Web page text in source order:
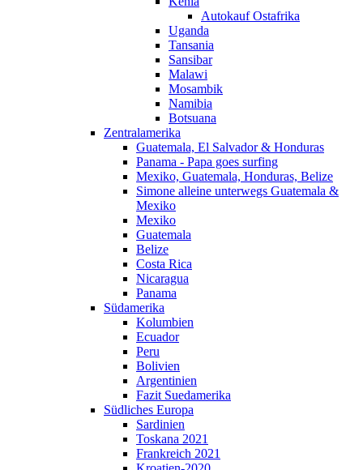
Autokauf Ostafrika
Uganda
Tansania
Sansibar
Malawi
Mosambik
Namibia
Botsuana
Zentralamerika
Guatemala, El Salvador & Honduras
Panama - Papa goes surfing
Mexiko, Guatemala, Honduras, Belize
Simone alleine unterwegs Guatemala &
Mexiko
Mexiko
Guatemala
Belize
Costa Rica
Nicaragua
Panama
Südamerika
Kolumbien
Ecuador
Peru
Bolivien
Argentinien
Fazit Suedamerika
Südliches Europa
Sardinien
Toskana 2021
Frankreich 2021